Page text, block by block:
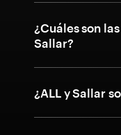
¿Cuáles son
Sallar?
¿ALL y Sallar